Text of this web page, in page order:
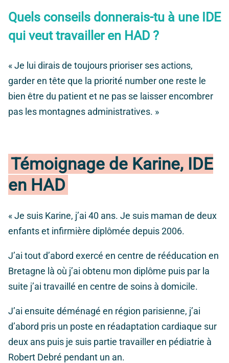
Quels conseils donnerais-tu à une IDE
qui veut travailler en HAD ?
« Je lui dirais de toujours prioriser ses actions,
garder en tête que la priorité number one reste le
bien être du patient et ne pas se laisser encombrer
pas les montagnes administratives. »
Témoignage de Karine, IDE
en HAD
« Je suis Karine, j’ai 40 ans. Je suis maman de deux
enfants et infirmière diplômée depuis 2006.
J’ai tout d’abord exercé en centre de rééducation en
Bretagne là où j’ai obtenu mon diplôme puis par la
suite j’ai travaillé en centre de soins à domicile.
J’ai ensuite déménagé en région parisienne, j’ai
d’abord pris un poste en réadaptation cardiaque sur
deux ans puis je suis partie travailler en pédiatrie à
Robert Debré pendant un an.